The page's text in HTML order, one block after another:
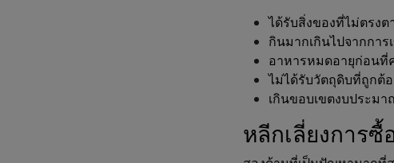
ได้รับสิ่งของที่ไม่ตรง
กินมากเกินไปจากการ
อาหารหมดอายุก่อน
ไม่ได้รับวัตถุดิบที่ถูกต้
เกินขอบเขตงบประม
หลีกเลี่ยงการ